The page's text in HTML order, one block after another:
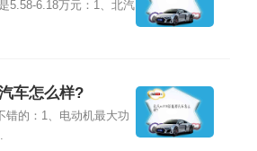
5.58-6.18万元：1、北汽
车怎么样?
错的：1、电动机最大功